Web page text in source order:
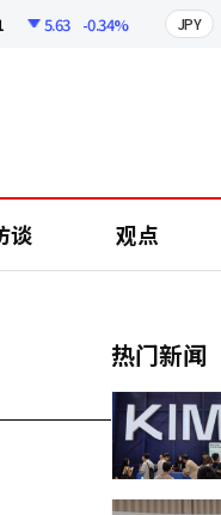
5.63 -0.34% JPY
谈 观点
热门新闻